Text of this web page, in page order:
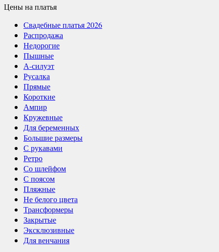
Ценына платья
Свадебные платья 2026
Распродажа
Недорогие
Пышные
А-силуэт
Русалка
Прямые
Короткие
Ампир
Кружевные
Для беременных
Большие размеры
С рукавами
Ретро
Со шлейфом
С поясом
Пляжные
Не белого цвета
Трансформеры
Закрытые
Эксклюзивные
Для венчания